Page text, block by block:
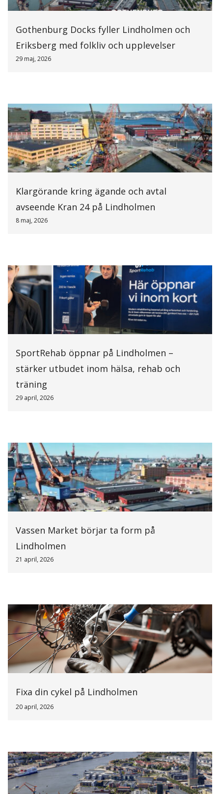
Gothenburg Docks fyller Lindholmen och
Eriksberg med folkliv och upplevelser
29 maj, 2026
Klargörande kring ägande och avtal
avseende Kran 24 på Lindholmen
8 maj, 2026
SportRehab öppnar på Lindholmen –
stärker utbudet inom hälsa, rehab och
träning
29 april, 2026
Vassen Market börjar ta form på
Lindholmen
21 april, 2026
Fixa din cykel på Lindholmen
20 april, 2026